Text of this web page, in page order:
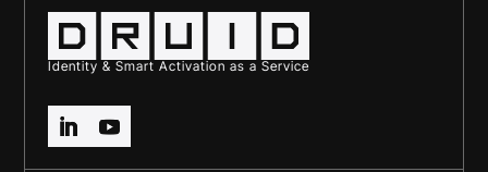
Identity & Smart Activation as a Service